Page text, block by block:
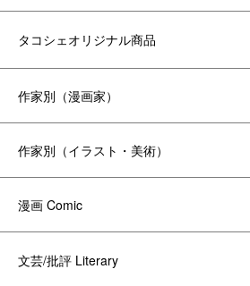
タコシェオリジナル商品
作家別（漫画家）
作家別（イラスト・美術）
漫画 Comic
文芸/批評 Literary